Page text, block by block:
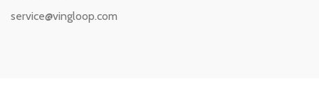
service@vingloop.com